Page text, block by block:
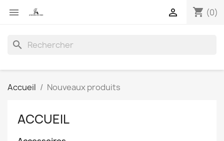
 shopping_cart (0)

search
Accueil Nouveaux produits
ACCUEIL